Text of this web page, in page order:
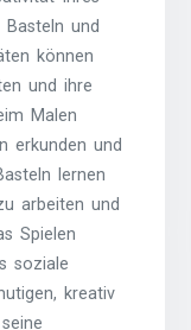
und
können
und ihre
Malen
erkunden und
lernen
arbeiten und
Spielen
soziale
kreativ